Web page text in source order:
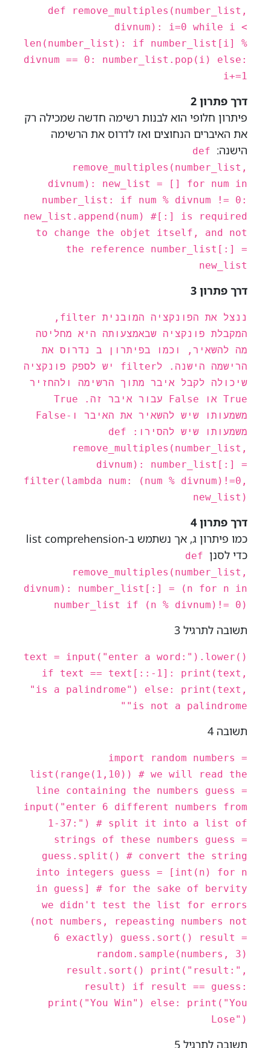
def remove_multiples(number_list,
divnum): i=0 while i <
len(number_list): if number_list[i] %
divnum == 0: number_list.pop(i) else:
i+=1
דרך פתרון 2
פיתרון חלופי הוא לבנות רשימה חדשה שמכילה רק
את האיברים הנחוצים ואז לדרוס את הרשימה
הישנה:
def
remove_multiples(number_list,
divnum): new_list = [] for num in
number_list: if num % divnum != 0:
new_list.append(num) #[:] is required
to change the objet itself, and not
the reference number_list[:] =
new_list
דרך פתרון 3
ננצל את הפונקציה המובנית filter,
המקבלת פונקציה שבאמצעותה היא מחליטה
מה להשאיר, וכמו בפיתרון ב נדרוס את
הרישמה הישנה. לfilter יש לספק פונקציה
שיכולה לקבל איבר מתוך הרשימה ולהחזיר
True או False עבור איבר זה. True
משמעותו שיש להשאיר את האיבר ו-False
משמעותו שיש להסירו: def
remove_multiples(number_list,
divnum): number_list[:] =
filter(lambda num: (num % divnum)!=0,
new_list)
דרך פתרון 4
כמו פיתרון ג, אך נשתמש ב-list comprehension
כדי לסנן def
remove_multiples(number_list,
divnum): number_list[:] = (n for n in
number_list if (n % divnum)!= 0)
תשובה לתרגיל 3
text = input("enter a word:").lower()
if text == text[::-1]: print(text,
"is a palindrome") else: print(text,
"is not a palindrome"
תשובה 4
import random numbers =
list(range(1,10)) # we will read the
line containing the numbers guess =
input("enter 6 different numbers from
1-37:") # split it into a list of
strings of these numbers guess =
guess.split() # convert the string
into integers guess = [int(n) for n
in guess] # for the sake of bervity
we didn't test the list for errors
(not numbers, repeasting numbers not
6 exactly) guess.sort() result =
random.sample(numbers, 3)
result.sort() print("result:",
result) if result == guess:
print("You Win") else: print("You
Lose")
תשובה לתרגיל 5